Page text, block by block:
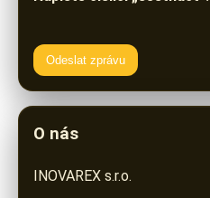
Odeslat zprávu
O nás
INOVAREX s.r.o.